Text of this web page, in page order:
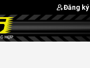
Đăng ký